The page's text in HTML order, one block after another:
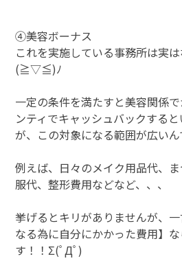
④美容ボーナス
これを実施している事務所は実
(≧▽≦)ﾉ
一定の条件を満たすと美容関係
ンティでキャッシュバックする
が、この対象になる範囲が広いん
例えば、日々のメイク用品代、
服代、整形費用などなど、、、
挙げるとキリがありませんが、
なる為に自分にかかった費用】
す！！Σ(ﾟДﾟ)